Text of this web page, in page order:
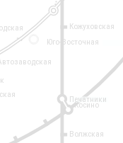
14
Кожуховская
Печатники
Волжская
Косино
Юго-Восточная